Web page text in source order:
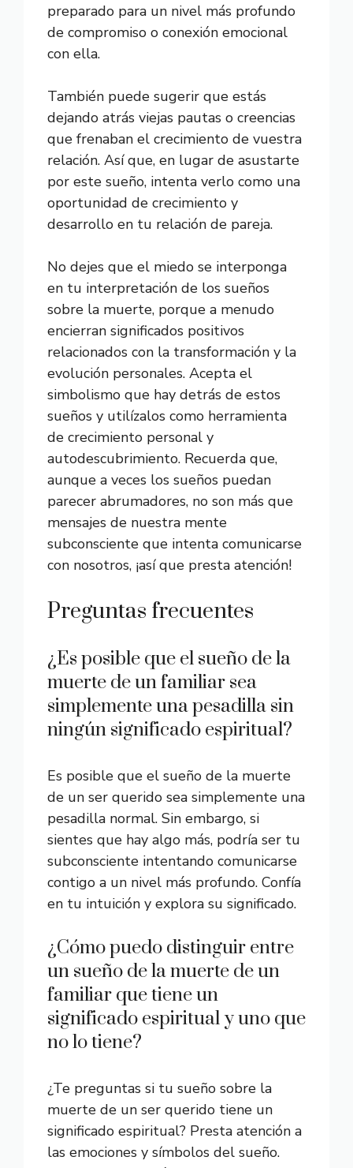
preparado para un nivel más profundo
de compromiso o conexión emocional
con ella.
También puede sugerir que estás
dejando atrás viejas pautas o creencias
que frenaban el crecimiento de vuestra
relación. Así que, en lugar de asustarte
por este sueño, intenta verlo como una
oportunidad de crecimiento y
desarrollo en tu relación de pareja.
No dejes que el miedo se interponga
en tu interpretación de los sueños
sobre la muerte, porque a menudo
encierran significados positivos
relacionados con la transformación y la
evolución personales. Acepta el
simbolismo que hay detrás de estos
sueños y utilízalos como herramienta
de crecimiento personal y
autodescubrimiento. Recuerda que,
aunque a veces los sueños puedan
parecer abrumadores, no son más que
mensajes de nuestra mente
subconsciente que intenta comunicarse
con nosotros, ¡así que presta atención!
Preguntas frecuentes
¿Es posible que el sueño de la
muerte de un familiar sea
simplemente una pesadilla sin
ningún significado espiritual?
Es posible que el sueño de la muerte
de un ser querido sea simplemente una
pesadilla normal. Sin embargo, si
sientes que hay algo más, podría ser tu
subconsciente intentando comunicarse
contigo a un nivel más profundo. Confía
en tu intuición y explora su significado.
¿Cómo puedo distinguir entre
un sueño de la muerte de un
familiar que tiene un
significado espiritual y uno que
no lo tiene?
¿Te preguntas si tu sueño sobre la
muerte de un ser querido tiene un
significado espiritual? Presta atención a
las emociones y símbolos del sueño.